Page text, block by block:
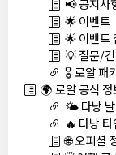
📢 공지사
🌟 이벤트
🌟 이벤트
💡 질문/
🎖️ 로얄 패
🌍 로얄 공식 정
🌤️ 다낭
🔥 다낭
🌐 오피셜